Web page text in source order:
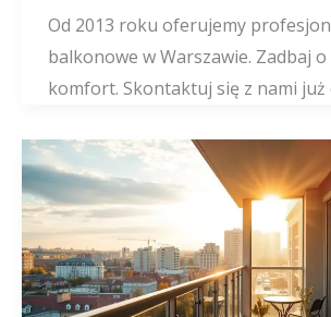
Od 2013 roku oferujemy
balkonowe w Warszawie. Zadbaj
komfort. Skontaktuj się z nami już